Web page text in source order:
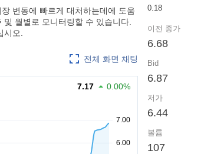
변동에 빠르게 대처하는데에 도움
월별로 모니터링할 수 있습니다.
오.
전체 화면 채팅
7.17 0.00%
0.18
이전 종가
6.68
Bid
6.87
저가
6.44
볼륨
107